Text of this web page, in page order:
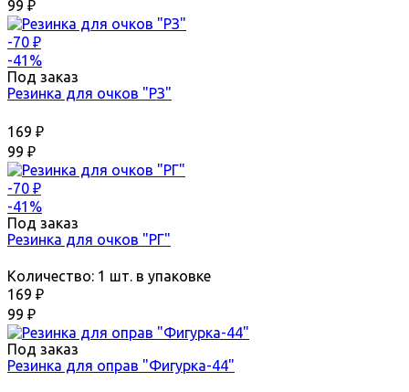
99 ₽
-70 ₽
-41%
Под заказ
Резинка для очков "РЗ"
169 ₽
99 ₽
-70 ₽
-41%
Под заказ
Резинка для очков "РГ"
Количество: 1 шт. в упаковке
169 ₽
99 ₽
Под заказ
Резинка для оправ "Фигурка-44"